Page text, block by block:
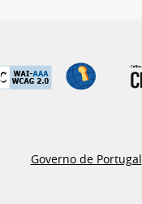
Governo de Portugal